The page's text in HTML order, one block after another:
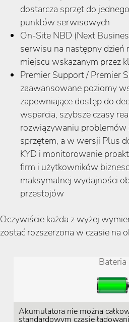
dostarcza sprzęt do
punktów serwisowych
On-Site NBD (Next
serwisu na następny dzień
miejscu wskazanym przez
Premier Support / Premier
zaawansowane poziomy
zapewniające dostęp do
wsparcia, szybsze czasy
rozwiązywaniu problemów
sprzętem, a w wersji Plus
KYD i monitorowanie
firm i użytkowników
maksymalnej wydajności
przestojów
Oczywiście każda z wyżej
zostać rozszerzona w czasie na
Bateria
Akumulatora nie można
standardowym czasie